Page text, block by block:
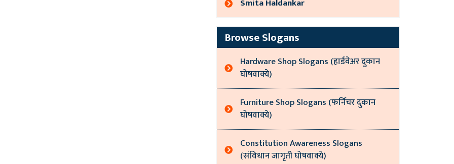
Smita Haldankar
Browse Slogans
Hardware Shop Slogans (हार्डवेअर दुकान
घोषवाक्ये)
Furniture Shop Slogans (फर्निचर दुकान
घोषवाक्ये)
Constitution Awareness Slogans
(संविधान जागृती घोषवाक्ये)